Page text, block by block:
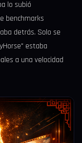
lo subió
benchmarks
detrás. Solo se
estaba
a una velocidad